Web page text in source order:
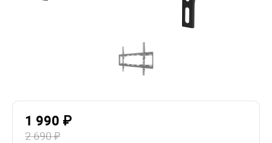
1 990 ₽
2 690 ₽